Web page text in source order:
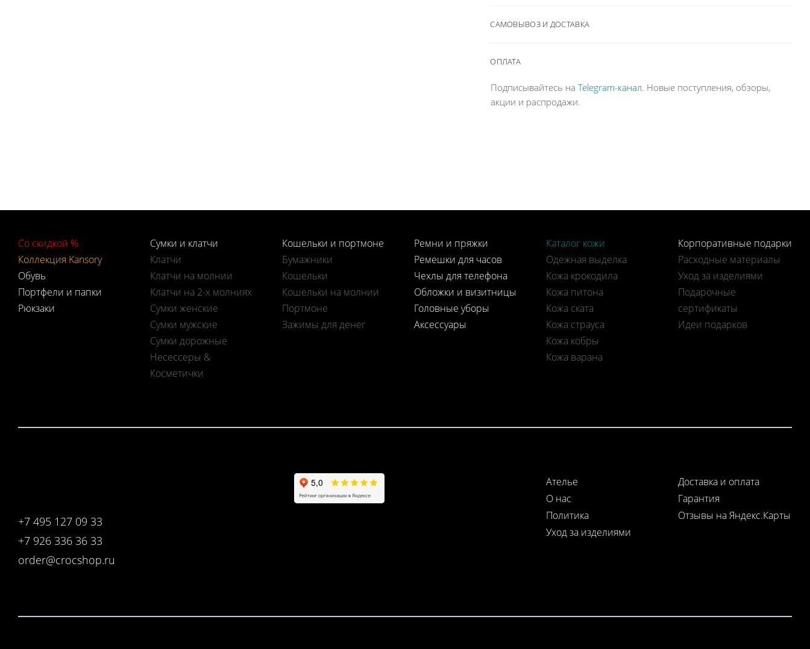
САМОВЫВОЗ И ДОСТАВКА
ОПЛАТА
Подписывайтесь наTelegram-канал. Новые поступления, обзоры,
акции и распродажи.
Со скидкой %
Коллекция Kansory
Обувь
Портфели и папки
Рюкзаки
Сумки и клатчи
Клатчи
Клатчи на молнии
Клатчи на 2-х молниях
Сумки женские
Сумки мужские
Сумки дорожные
Несессеры &
Косметички
Кошельки и портмоне
Бумажники
Кошельки
Кошельки на молнии
Портмоне
Зажимы для денег
Ремни и пряжки
Ремешки для часов
Чехлы для телефона
Обложки и визитницы
Головные уборы
Аксессуары
Каталог кожи
Одежная выделка
Кожа крокодила
Кожа питона
Кожа ската
Кожа страуса
Кожа кобры
Кожа варана
Корпоративные подарки
Расходные материалы
Уход за изделиями
Подарочные
сертификаты
Идеи подарков
+7 495 127 09 33
+7 926 336 36 33
order@crocshop.ru
Ателье
О нас
Политика
Уход за изделиями
Доставка и оплата
Гарантия
Отзывы на Яндекс.Карты